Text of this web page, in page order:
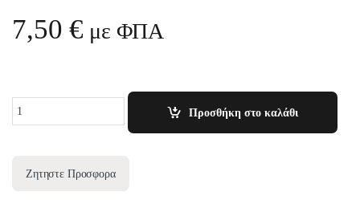
7,50€ με ΦΠΑ
Προσθήκη στο καλάθι
Ζητηστε Προσφορα